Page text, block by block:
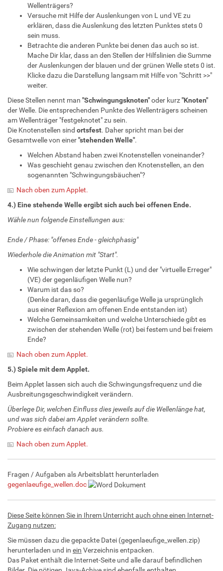
Wellenträgers?
Versuche mit Hilfe der Auslenkungen von L und VE zu
erklären, dass die Auslenkung des letzten Punktes stets 0
sein muss.
Betrachte die anderen Punkte bei denen das auch so ist.
Mache Dir klar, dass an den Stellen der Hilfslinien die Summe
der Auslenkungen der blauen und der grünen Welle stets 0 ist.
Klicke dazu die Darstellung langsam mit Hilfe von "Schritt >>"
weiter.
Diese Stellen nennt man "Schwingungsknoten"oder kurz"Knoten"
der Welle. Die entsprechenden Punkte des Wellenträgers scheinen
am Wellenträger "festgeknotet" zu sein.
Die Knotenstellen sind ortsfest. Daher spricht man bei der
Gesamtwelle von einer"stehenden Welle".
Welchen Abstand haben zwei Knotenstellen voneinander?
Was geschieht genau zwischen den Knotenstellen, an den
sogenannten "Schwingungsbäuchen"?
Nach oben zum Applet.
4.) Eine stehende Welle ergibt sich auch bei offenen Ende.
Wähle nun folgende Einstellungen aus:
Ende / Phase: "offenes Ende - gleichphasig"
Wiederhole die Animation mit "Start".
Wie schwingen der letzte Punkt (L) und der "virtuelle Erreger"
(VE) der gegenläufigen Welle nun?
Warum ist das so?
(Denke daran, dass die gegenläufige Welle ja ursprünglich
aus einer Reflexion am offenen Ende entstanden ist)
Welche Gemeinsamkeiten und welche Unterschiede gibt es
zwischen der stehenden Welle (rot) bei festem und bei freiem
Ende?
Nach oben zum Applet.
5.) Spiele mit dem Applet.
Beim Applet lassen sich auch die Schwingungsfrequenz und die
Ausbreitungsgeschwindigkeit verändern.
Überlege Dir, welchen Einfluss dies jeweils auf die Wellenlänge hat,
und was sich dabei am Applet verändern sollte.
Probiere es einfach danach aus.
Nach oben zum Applet.
Fragen / Aufgaben als Arbeitsblatt herunterladen
gegenlaeufige_wellen.doc
Diese Seite können Sie in Ihrem Unterricht auch ohne einen Internet-
Zugang nutzen:
Sie müssen dazu die gepackte Datei (gegenlaeufige_wellen.zip)
herunterladen und in ein Verzeichnis entpacken.
Das Paket enthält die Internet-Seite und alle darauf befindlichen